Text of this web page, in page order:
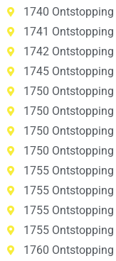
1740 Ontstopping
1741 Ontstopping
1742
1745
1750 Ontstopping
1750
1750
1750
1755 Ontstopping
1755 Ontstopping
1755 Ontstopping
1755 Ontstopping
1760 Ontstopping